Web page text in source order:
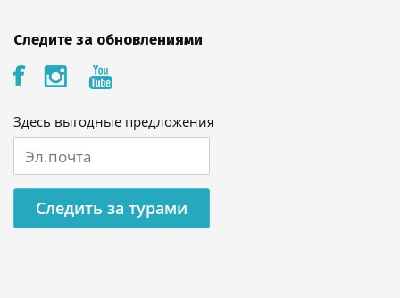
Следите за обновлениями
Здесь выгодные предложения
Следить за турами